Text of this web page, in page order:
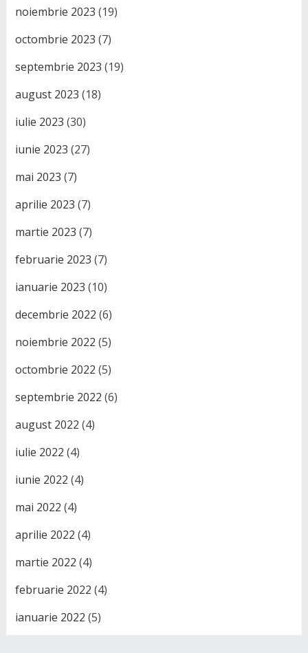
noiembrie 2023 (19)
octombrie 2023 (7)
septembrie 2023 (19)
august 2023 (18)
iulie 2023 (30)
iunie 2023 (27)
mai 2023 (7)
aprilie 2023 (7)
martie 2023 (7)
februarie 2023 (7)
ianuarie 2023 (10)
decembrie 2022 (6)
noiembrie 2022 (5)
octombrie 2022 (5)
septembrie 2022 (6)
august 2022 (4)
iulie 2022 (4)
iunie 2022 (4)
mai 2022 (4)
aprilie 2022 (4)
martie 2022 (4)
februarie 2022 (4)
ianuarie 2022 (5)